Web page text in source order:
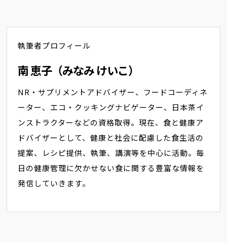
執筆者プロフィール
南 恵子（みなみ けいこ）
NR・サプリメントアドバイザー、フードコーディネ
ーター、エコ・クッキングナビゲーター、日本茶イ
ンストラクターなどの資格取得。現在、食と健康ア
ドバイザーとして、健康と社会に配慮した食生活の
提案、レシピ提供、執筆、講演等を中心に活動。毎
日の健康管理に欠かせない食に関する豊富な情報を
発信していきます。